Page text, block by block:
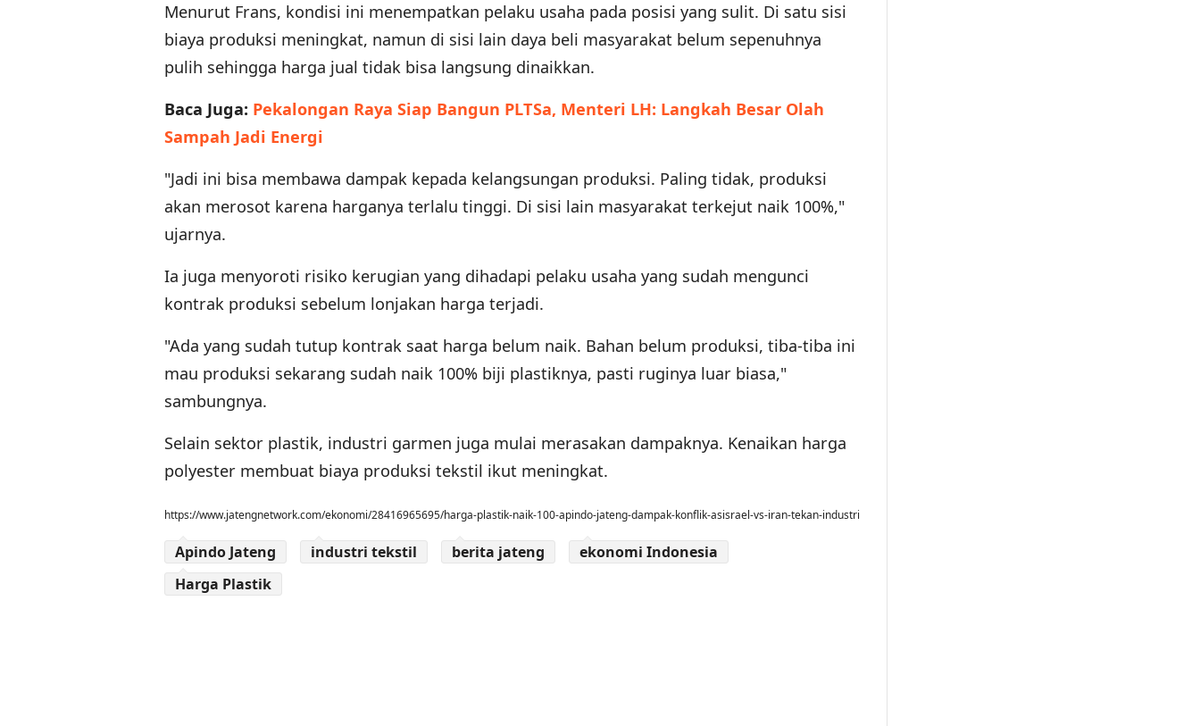
Menurut Frans, kondisi ini menempatkan pelaku usaha pada posisi yang sulit. Di satu sisi
biaya produksi meningkat, namun di sisi lain daya beli masyarakat belum sepenuhnya
pulih sehingga harga jual tidak bisa langsung dinaikkan.
Baca Juga: Pekalongan Raya Siap Bangun PLTSa, Menteri LH: Langkah Besar Olah
Sampah Jadi Energi
"Jadi ini bisa membawa dampak kepada kelangsungan produksi. Paling tidak, produksi
akan merosot karena harganya terlalu tinggi. Di sisi lain masyarakat terkejut naik 100%,"
ujarnya.
Ia juga menyoroti risiko kerugian yang dihadapi pelaku usaha yang sudah mengunci
kontrak produksi sebelum lonjakan harga terjadi.
"Ada yang sudah tutup kontrak saat harga belum naik. Bahan belum produksi, tiba-tiba ini
mau produksi sekarang sudah naik 100% biji plastiknya, pasti ruginya luar biasa,"
sambungnya.
Selain sektor plastik, industri garmen juga mulai merasakan dampaknya. Kenaikan harga
polyester membuat biaya produksi tekstil ikut meningkat.
https://www.jatengnetwork.com/ekonomi/28416965695/harga-plastik-naik-100-apindo-jateng-dampak-konflik-asisrael-vs-iran-tekan-industri
Apindo Jateng industri tekstil berita jateng
ekonomi Indonesia
Harga Plastik